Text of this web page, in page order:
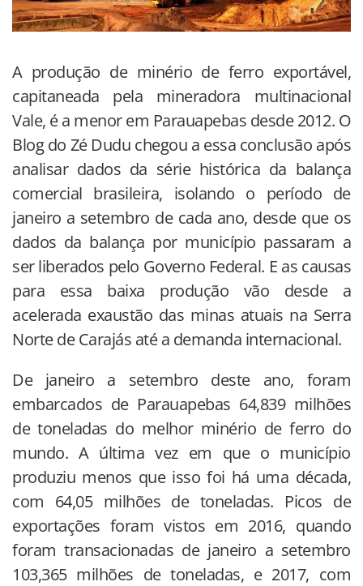
A produção de minério de ferro exportável,
capitaneada pela mineradora multinacional
Vale, é a menor em Parauapebas desde 2012. O
Blog do Zé Dudu chegou a essa conclusão após
analisar dados da série histórica da balança
comercial brasileira, isolando o período de
janeiro a setembro de cada ano, desde que os
dados da balança por município passaram a
ser liberados pelo Governo Federal. E as causas
para essa baixa produção vão desde a
acelerada exaustão das minas atuais na Serra
Norte de Carajás até a demanda internacional.
De janeiro a setembro deste ano, foram
embarcados de Parauapebas 64,839 milhões
de toneladas do melhor minério de ferro do
mundo. A última vez em que o município
produziu menos que isso foi há uma década,
com 64,05 milhões de toneladas. Picos de
exportações foram vistos em 2016, quando
foram transacionadas de janeiro a setembro
103,365 milhões de toneladas, e 2017, com